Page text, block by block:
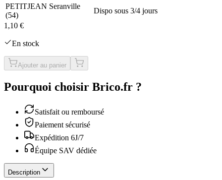
PETITJEAN Seranville
(54)
Dispo sous 3/4 jours
1,10 €
En stock
Ajouter au panier
Pourquoi choisir Brico.fr ?
Satisfait ou remboursé
Paiement sécurisé
Expédition 6J/7
Équipe SAV dédiée
Description